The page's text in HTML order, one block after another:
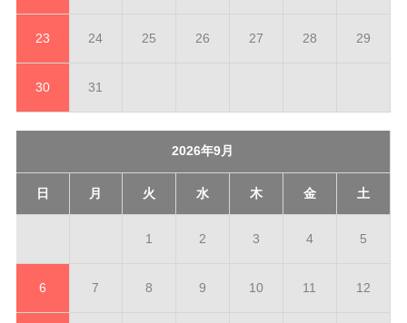
23 24 25 26 27 28 29
30 31
2026年9月
日 月 火 水 木 金 土
1 2 3 4 5
6 7 8 9 10 11 12